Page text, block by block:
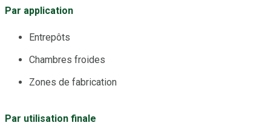
Par application
Entrepôts
Chambres froides
Zones de fabrication
Par utilisation finale